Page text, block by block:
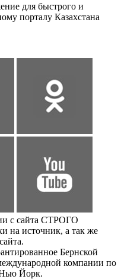
для быстрого и
порталу Казахстана
с сайта СТРОГО
на источник, а так же
Бернской
компании по
Йорк.